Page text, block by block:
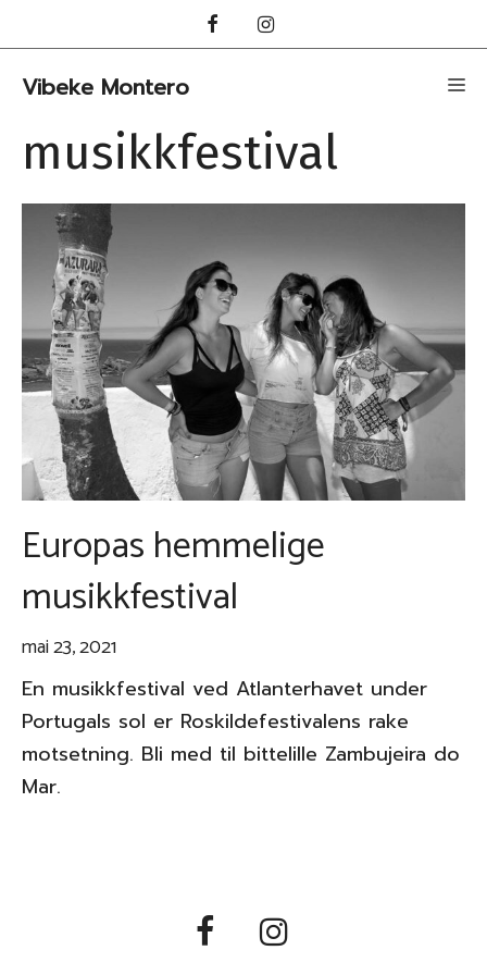
til
innhold
Vibeke Montero
musikkfestival
Europas hemmelige
musikkfestival
mai 23, 2021
En musikkfestival ved Atlanterhavet under
Portugals sol er Roskildefestivalens rake
motsetning. Bli med til bittelille Zambujeira do
Mar.